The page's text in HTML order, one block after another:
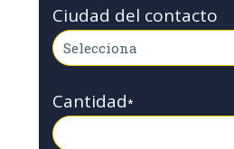
Ciudad del contacto
Cantidad*